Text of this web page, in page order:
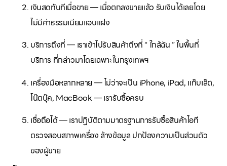
เงินสดทันทีเมื่อขาย — เมื่อตกลงขายแล้ว รับเงินได้เลยโดย
ไม่มีค่าธรรมเนียมแอบแฝง
บริการถึงที่ — เราเข้าไปรับสินค้าถึงที่ “ ใกล้ฉัน ” ในพื้นที่
บริการ ที่กล่าวมาโดยเฉพาะในกรุงเทพฯ
เครื่องมือหลากหลาย — ไม่ว่าจะเป็น iPhone, iPad, แท็บเล็ต,
โน๊ตบุ๊ค, MacBook — เรารับซื้อครบ
เชื่อถือได้ — เราปฏิบัติตามมาตรฐานการรับซื้อสินค้าไอที
ตรวจสอบสภาพเครื่อง ล้างข้อมูล ปกป้องความเป็นส่วนตัว
ของผู้ขาย